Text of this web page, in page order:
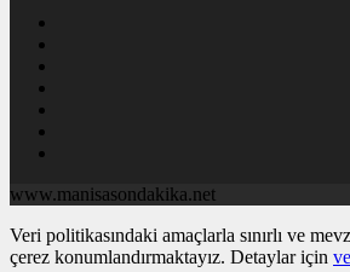
www.manisasondakika.net
Veri politikasındaki amaçlarla sınırlı ve
çerez konumlandırmaktayız. Detaylar için